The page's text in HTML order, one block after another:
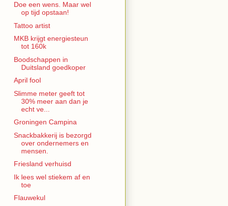
Doe een wens. Maar wel
op tijd opstaan!
Tattoo artist
MKB krijgt energiesteun
tot 160k
Boodschappen in
Duitsland goedkoper
April fool
Slimme meter geeft tot
30% meer aan dan je
echt ve...
Groningen Campina
Snackbakkerij is bezorgd
over ondernemers en
mensen.
Friesland verhuisd
Ik lees wel stiekem af en
toe
Flauwekul